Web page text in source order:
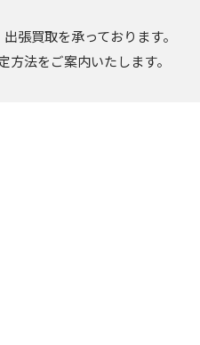
張買取を承っております。
法をご案内いたします。